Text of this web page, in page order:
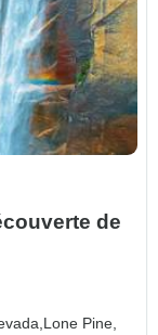
de
Lone Pine,